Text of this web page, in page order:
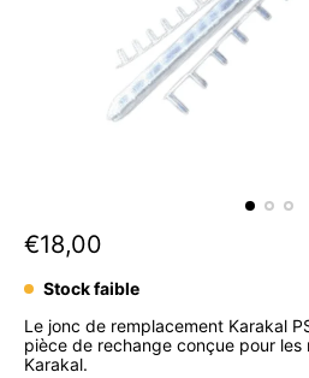
P
x
€18,00
Stock faible
Le jonc de remplacement Karakal
pièce de rechange conçue pour
Karakal.